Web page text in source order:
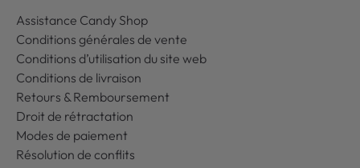
Assistance Candy Shop
Conditions générales de vente
Conditions d’utilisation du site web
Conditions de livraison
Retours & Remboursement
Droit de rétractation
Modes de paiement
Résolution de conflits